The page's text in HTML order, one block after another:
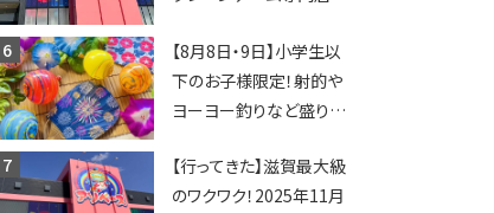
ってくる！豊郷店に続く滋
賀2店舗目★
【8月8日・9日】小学生以
下のお子様限定！射的や
ヨーヨー釣りなど盛りだ
ちびっこ縁日開催♪【モリ
ーブ】
【行ってきた】滋賀最大級
のワクワク！2025年11月